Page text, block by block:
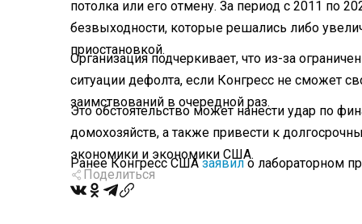
потолка или его отмену. За период с 2011 по
безвыходности, которые решались либо
приостановкой.
Организация подчеркивает, что из-за
ситуации дефолта, если Конгресс не сможет
заимствований в очередной раз.
Это обстоятельство может нанести удар по
домохозяйств, а также привести к
экономики и экономики США.
Ранее Конгресс СШАзаявило лабораторном
Поделиться